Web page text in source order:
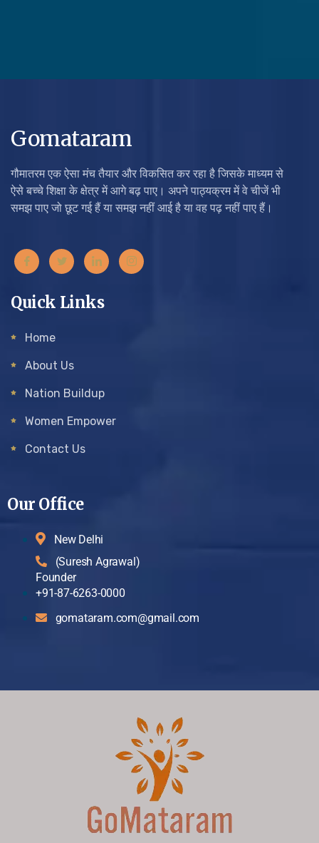
Gomataram
गौमातरम एक ऐसा मंच तैयार और विकसित कर रहा है जिसके माध्यम से
ऐसे बच्चे शिक्षा के क्षेत्र में आगे बढ़ पाए। अपने पाठ्यक्रम में वे चीजें भी
समझ पाए जो छूट गई हैं या समझ नहीं आई है या वह पढ़ नहीं पाए हैं।
Quick Links
Home
About Us
Nation Buildup
Women Empower
Contact Us
Our Office
New Delhi
(Suresh Agrawal)
Founder
+91-87-6263-0000
gomataram.com@gmail.com